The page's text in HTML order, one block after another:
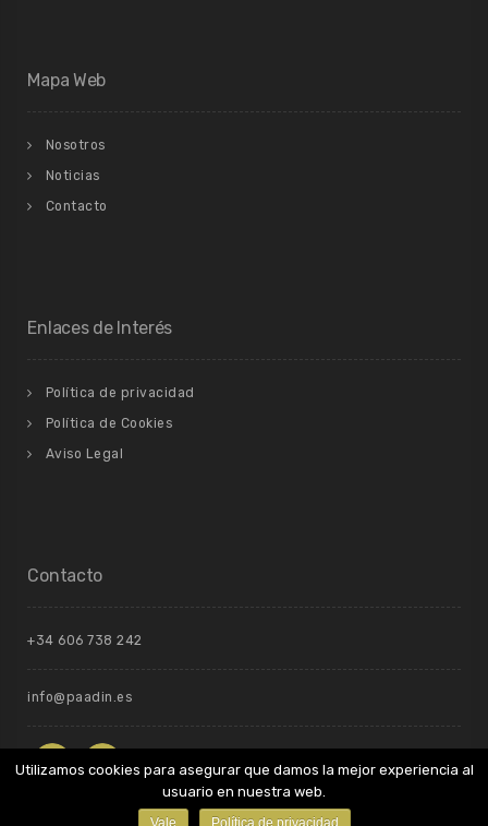
Mapa Web
Nosotros
Noticias
Contacto
Enlaces de Interés
Política de privacidad
Política de Cookies
Aviso Legal
Contacto
+34 606 738 242
info@paadin.es
Utilizamos cookies para asegurar que damos la mejor experiencia al
usuario en nuestra web.
Vale Política de privacidad